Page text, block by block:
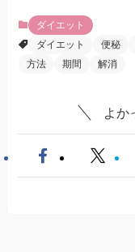
ダイエット
ダイエット
便秘
方法
期間 解消
よか